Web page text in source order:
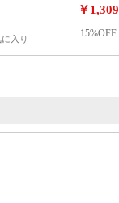
入り
￥1,309
15%OFF